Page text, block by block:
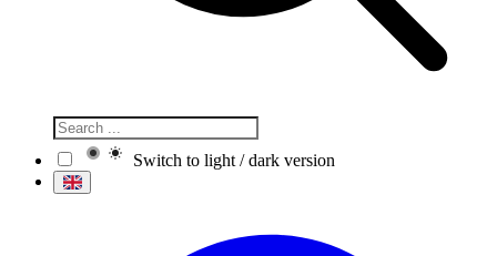
Switch to light / dark version